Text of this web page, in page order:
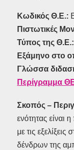
Κωδικός Θ.Ε.:
Πιστωτικές
Τύπος της Θ.Ε.:
Εξάμηνο στο
Γλώσσα
Περίγραμμα
Σκοπός –
ενότητας είναι
με τις
δένδρων της